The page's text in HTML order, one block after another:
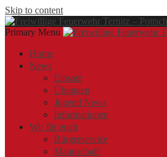
Skip to content
Primary Menu
Freiwillige Feuerwehr Ternitz – Pottschach
Home
News
Einsatz
Übungen
Jugend News
Informationen
Wir für euch
Bürgerservice
Mannschaft